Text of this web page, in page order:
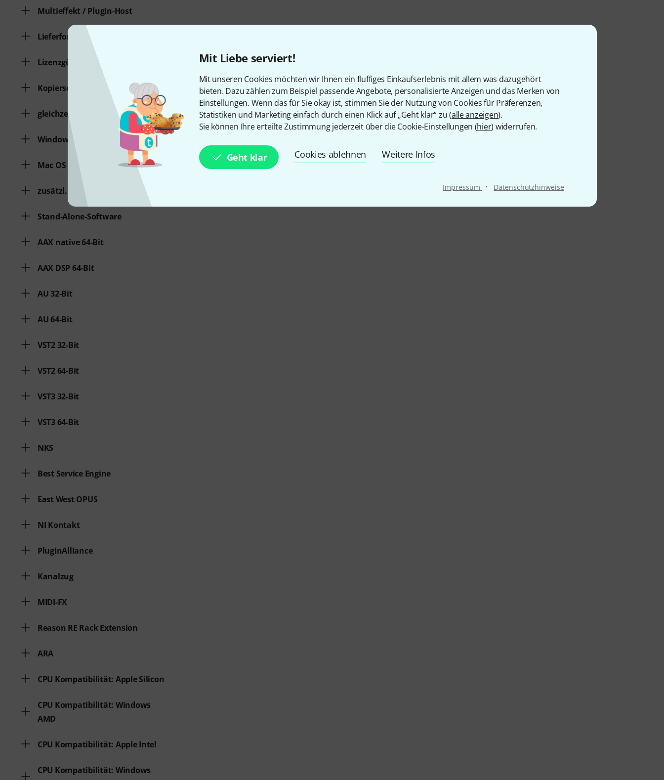
Mit Liebe serviert!
Mit unseren Cookies möchten wir Ihnen ein fluffiges Einkaufserlebnis mit allem was dazugehört
bieten. Dazu zählen zum Beispiel passende Angebote, personalisierte Anzeigen und das Merken von
Einstellungen. Wenn das für Sie okay ist, stimmen Sie der Nutzung von Cookies für Präferenzen,
Statistiken und Marketing einfach durch einen Klick auf „Geht klar“ zu (alle anzeigen).
Sie können Ihre erteilte Zustimmung jederzeit über die Cookie-Einstellungen (hier) widerrufen.
Geht klar Cookies ablehnen Weitere Infos
Impressum · Datenschutzhinweise
Multieffekt / Plugin-Host
Lieferform
Lizenzgültigkeit
Kopierschutz
gleichzeitige Freischaltungen
Windows
Mac OS (64 Bit)
zusätzl. Systemvoraussetzungen
Stand-Alone-Software
AAX native 64-Bit
AAX DSP 64-Bit
AU 32-Bit
AU 64-Bit
VST2 32-Bit
VST2 64-Bit
VST3 32-Bit
VST3 64-Bit
NKS
Best Service Engine
East West OPUS
NI Kontakt
PluginAlliance
Kanalzug
MIDI-FX
Reason RE Rack Extension
ARA
CPU Kompatibilität: Apple Silicon
CPU Kompatibilität: Windows
AMD
CPU Kompatibilität: Apple Intel
CPU Kompatibilität: Windows